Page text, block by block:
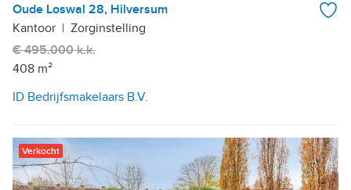
Oude Loswal 28, Hilversum
Kantoor | Zorginstelling
€ 495.000 k.k.
408 m²
ID Bedrijfsmakelaars B.V.
Verkocht